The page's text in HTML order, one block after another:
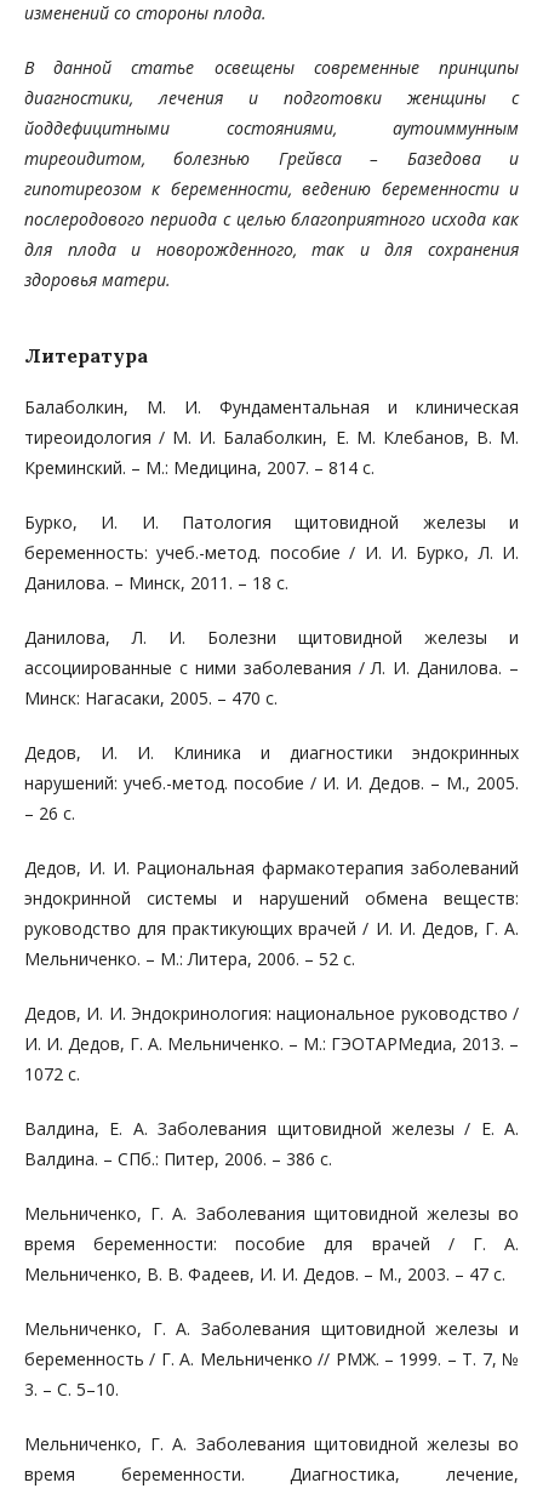
изменений со стороны плода.
В данной статье освещены современные принципы
диагностики, лечения и подготовки женщины с
йоддефицитными состояниями, аутоиммунным
тиреоидитом, болезнью Грейвса – Базедова и
гипотиреозом к беременности, ведению беременности и
послеродового периода с целью благоприятного исхода как
для плода и новорожденного, так и для сохранения
здоровья матери.
Литература
Балаболкин, М. И. Фундаментальная и клиническая
тиреоидология / М. И. Балаболкин, Е. М. Клебанов, В. М.
Креминский. – М.: Медицина, 2007. – 814 с.
Бурко, И. И. Патология щитовидной железы и
беременность: учеб.-метод. пособие / И. И. Бурко, Л. И.
Данилова. – Минск, 2011. – 18 с.
Данилова, Л. И. Болезни щитовидной железы и
ассоциированные с ними заболевания / Л. И. Данилова. –
Минск: Нагасаки, 2005. – 470 с.
Дедов, И. И. Клиника и диагностики эндокринных
нарушений: учеб.-метод. пособие / И. И. Дедов. – М., 2005.
– 26 с.
Дедов, И. И. Рациональная фармакотерапия заболеваний
эндокринной системы и нарушений обмена веществ:
руководство для практикующих врачей / И. И. Дедов, Г. А.
Мельниченко. – М.: Литера, 2006. – 52 с.
Дедов, И. И. Эндокринология: национальное руководство /
И. И. Дедов, Г. А. Мельниченко. – М.: ГЭОТАРМедиа, 2013. –
1072 с.
Валдина, Е. А. Заболевания щитовидной железы / Е. А.
Валдина. – СПб.: Питер, 2006. – 386 с.
Мельниченко, Г. А. Заболевания щитовидной железы во
время беременности: пособие для врачей / Г. А.
Мельниченко, В. В. Фадеев, И. И. Дедов. – М., 2003. – 47 с.
Мельниченко, Г. А. Заболевания щитовидной железы и
беременность / Г. А. Мельниченко // РМЖ. – 1999. – Т. 7, №
3. – С. 5–10.
Мельниченко, Г. А. Заболевания щитовидной железы во
время беременности. Диагностика, лечение,